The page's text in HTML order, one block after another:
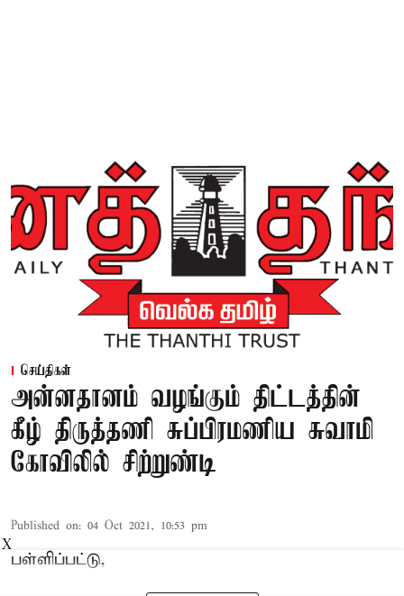
செய்திகள்
அன்னதானம் வழங்கும் திட்டத்தின்
கீழ் திருத்தணி சுப்பிரமணிய சுவாமி
கோவிலில் சிற்றுண்டி
Published on: 04 Oct 2021, 10:53 pm
பள்ளிப்பட்டு,
X